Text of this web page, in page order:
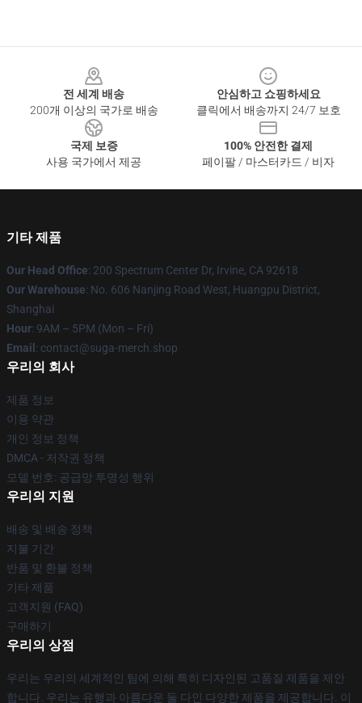
전 세계 배송
200개 이상의 국가로 배송
안심하고 쇼핑하세요
클릭에서 배송까지 24/7 보호
국제 보증
사용 국가에서 제공
100% 안전한 결제
페이팔 / 마스터카드 / 비자
기타 제품
Our Head Office: 200 Spectrum Center Dr, Irvine, CA 92618
Our Warehouse: No. 606 Nanjing Road West, Huangpu District,
Shanghai
Hour: 9AM – 5PM (Mon – Fri)
Email : contact@suga-merch.shop
우리의 회사
제품 정보
이용 약관
개인 정보 정책
DMCA - 저작권 정책
모델 번호: 공급망 투명성 행위
우리의 지원
배송 및 배송 정책
지불 기간
반품 및 환불 정책
기타 제품
고객지원 (FAQ)
구매하기
우리의 상점
우리는 우리의 세계적인 팀에 의해 특히 디자인된 고품질 제품을 제안
합니다. 우리는 유행과 아름다운 둘 다인 다양한 제품을 제공합니다. 이